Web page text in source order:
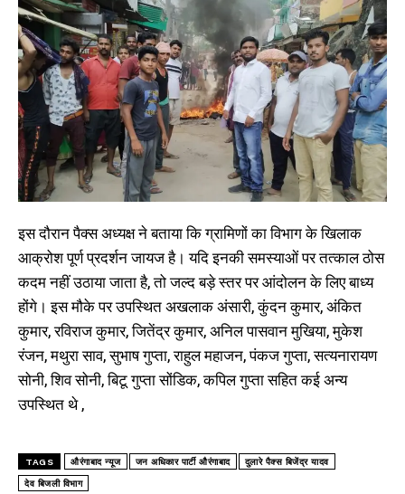
इस दौरान पैक्स अध्यक्ष ने बताया कि ग्रामिणों का विभाग के खिलाक
आक्रोश पूर्ण प्रदर्शन जायज है। यदि इनकी समस्याओं पर तत्काल ठोस
कदम नहीं उठाया जाता है, तो जल्द बड़े स्तर पर आंदोलन के लिए बाध्य
होंगे। इस मौके पर उपस्थित अखलाक अंसारी, कुंदन कुमार, अंकित
कुमार, रविराज कुमार, जितेंद्र कुमार, अनिल पासवान मुखिया, मुकेश
रंजन, मथुरा साव, सुभाष गुप्ता, राहुल महाजन, पंकज गुप्ता, सत्यनारायण
सोनी, शिव सोनी, बिटू गुप्ता सोंडिक, कपिल गुप्ता सहित कई अन्य
उपस्थित थे ,
TAGS औरंगाबाद न्यूज जन अधिकार पार्टी औरंगाबाद दुलारे पैक्स बिजेंद्र यादव
देव बिजली विभाग